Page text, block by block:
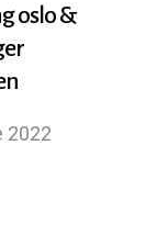
oslo &
2022